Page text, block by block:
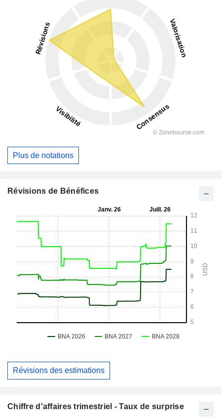
Plus de notations
Révisions de Bénéfices
Révisions des estimations
Chiffre d'affaires trimestriel - Taux de surprise